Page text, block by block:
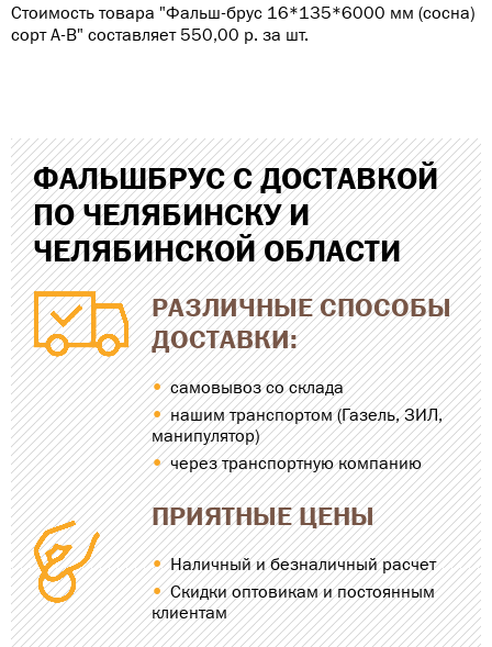
Стоимость товара "Фальш-брус 16*135*6000 мм (сосна)
сорт А-В" составляет 550,00 р. за шт.
ФАЛЬШБРУС С ДОСТАВКОЙ
ПО ЧЕЛЯБИНСКУ И
ЧЕЛЯБИНСКОЙ ОБЛАСТИ
РАЗЛИЧНЫЕ СПОСОБЫ
ДОСТАВКИ:
самовывоз со склада
нашим транспортом (Газель, ЗИЛ,
манипулятор)
через транспортную компанию
ПРИЯТНЫЕ ЦЕНЫ
Наличный и безналичный расчет
Скидки оптовикам и постоянным
клиентам